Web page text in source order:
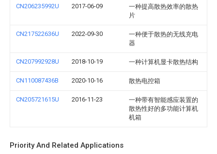
CN206235992U 2017-06-09
一种提高散热效率的散热
片
CN217522636U 2022-09-30
一种便于散热的无线充电
器
CN207992928U 2018-10-19 一种计算机显卡散热结构
CN110087436B 2020-10-16 散热电控箱
CN205721615U 2016-11-23
一种带有智能感应装置的
散热性好的多功能计算机
机箱
Priority And Related Applications